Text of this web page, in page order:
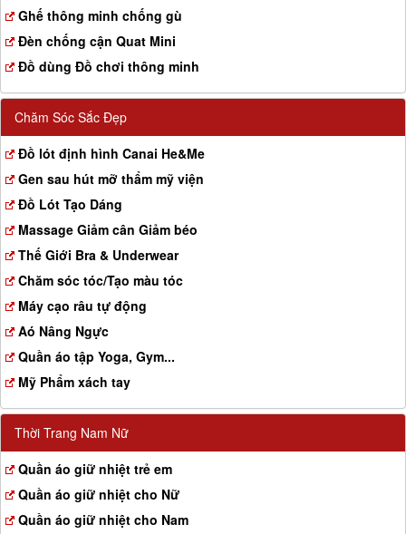
Ghế thông minh chống gù
Đèn chống cận Quat Mini
Đồ dùng Đồ chơi thông minh
Chăm Sóc Sắc Đẹp
Đồ lót định hình Canai He&Me
Gen sau hút mỡ thẩm mỹ viện
Đồ Lót Tạo Dáng
Massage Giảm cân Giảm béo
Thế Giới Bra & Underwear
Chăm sóc tóc/Tạo màu tóc
Máy cạo râu tự động
Aó Nâng Ngực
Quần áo tập Yoga, Gym...
Mỹ Phẩm xách tay
Thời Trang Nam Nữ
Quần áo giữ nhiệt trẻ em
Quần áo giữ nhiệt cho Nữ
Quần áo giữ nhiệt cho Nam